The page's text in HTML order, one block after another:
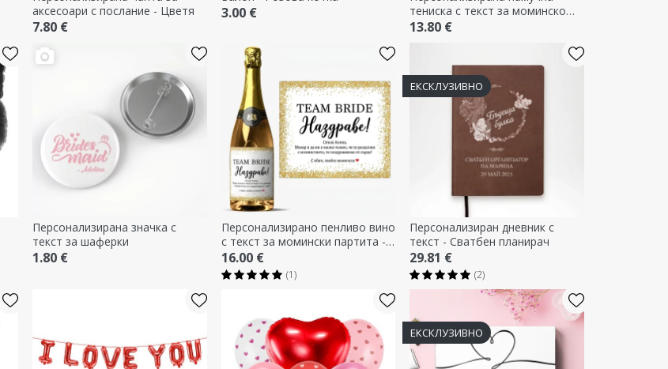
аксесоари с послание - Цветя
7.80 €
3.00 €
тениска с текст за моминско
парти
13.80 €
Персонализирана значка с
текст за шаферки
1.80 €
Персонализирано пенливо вино
с текст за момински партита -
Наздраве!
16.00 €
(1)
ЕКСКЛУЗИВНО
Персонализиран дневник с
текст - Сватбен планирач
29.81 €
(2)
ЕКСКЛУЗИВНО